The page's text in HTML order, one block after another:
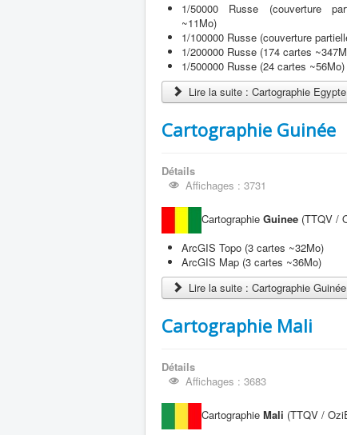
1/50000 Russe (couverture
~11Mo)
1/100000 Russe (couverture
1/200000 Russe (174 cartes
1/500000 Russe (24 cartes ~56Mo)
Lire la suite : Cartographie Egypte
Cartographie Guinée
Détails
Affichages : 3731
Cartographie Guinee (TTQV /
ArcGIS Topo (3 cartes ~32Mo)
ArcGIS Map (3 cartes ~36Mo)
Lire la suite : Cartographie Guinée
Cartographie Mali
Détails
Affichages : 3683
Cartographie Mali (TTQV /